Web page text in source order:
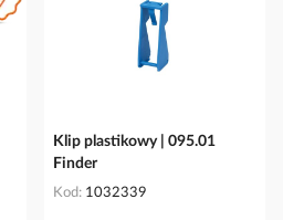
Klip plastikowy | 095.01
Finder
Kod 1032339